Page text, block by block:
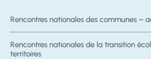
Rencontres nationales des communes –
Rencontres nationales de la transition
territoires